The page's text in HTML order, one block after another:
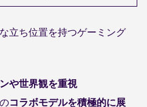
立ち位置を持つゲーミング
や世界観を重視
コラボモデルを積極的に展